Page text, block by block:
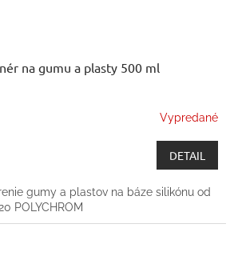
na gumu a plasty 500 ml
Vypredané
DETAIL
gumy a plastov na báze silikónu od
POLYCHROM